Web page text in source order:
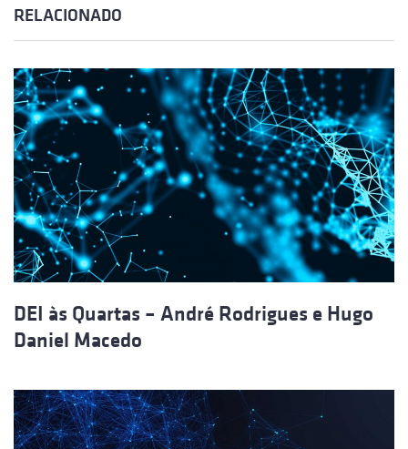
RELACIONADO
DEI às Quartas – André Rodrigues e Hugo
Daniel Macedo